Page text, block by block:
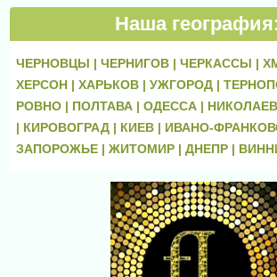
Наша
ЧЕРНОВЦЫ |ЧЕРНИГОВ |ЧЕРКАССЫ |
ХЕРСОН |ХАРЬКОВ |УЖГОРОД |
РОВНО | ПОЛТАВА |ОДЕССА |
| КИРОВОГРАД | КИЕВ | ИВАНО-
ЗАПОРОЖЬЕ |ЖИТОМИР |ДНЕПР |